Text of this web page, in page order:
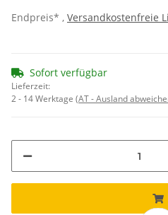
Endpreis* , Versandkostenfreie
Sofort verfügbar
Lieferzeit:
2 - 14 Werktage (AT - Ausland